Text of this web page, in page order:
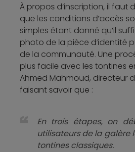
À propos d’inscription, il faut
que les conditions d’accès
simples étant donné qu’il
photo de la pièce d’identité
de la communauté. Une
plus facile avec les tontines
Ahmed Mahmoud, directeur
faisant savoir que :
En trois étapes, on
utilisateurs de la galère
tontines classiques.